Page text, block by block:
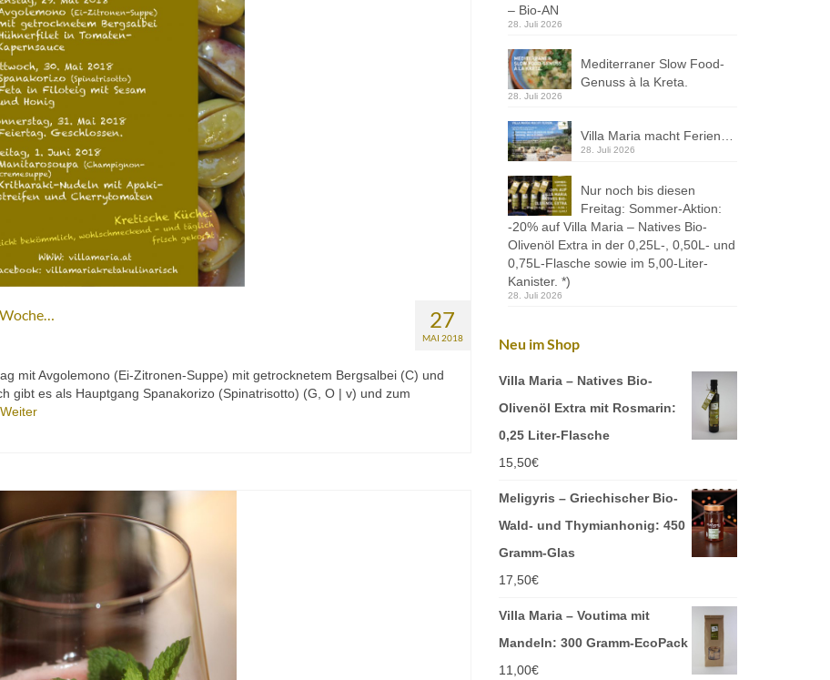
27
MAI 2018
mit Avgolemono (Ei-Zitronen-Suppe) mit getrocknetem Bergsalbei (C) und
gibt es als Hauptgang Spanakorizo (Spinatrisotto) (G, O | v) und zum
Weiter
– Bio-AN
28. Juli 2026
Mediterraner Slow Food-
Genuss à la Kreta.
28. Juli 2026
Villa Maria macht Ferien…
28. Juli 2026
Nur noch bis diesen
Freitag: Sommer-Aktion:
-20% auf Villa Maria – Natives Bio-
Olivenöl Extra in der 0,25L-, 0,50L- und
0,75L-Flasche sowie im 5,00-Liter-
Kanister. *)
28. Juli 2026
Neu im Shop
Villa Maria – Natives Bio-
Olivenöl Extra mit Rosmarin:
0,25 Liter-Flasche
15,50€
Meligyris – Griechischer Bio-
Wald- und Thymianhonig: 450
Gramm-Glas
17,50€
Villa Maria – Voutima mit
Mandeln: 300 Gramm-EcoPack
11,00€